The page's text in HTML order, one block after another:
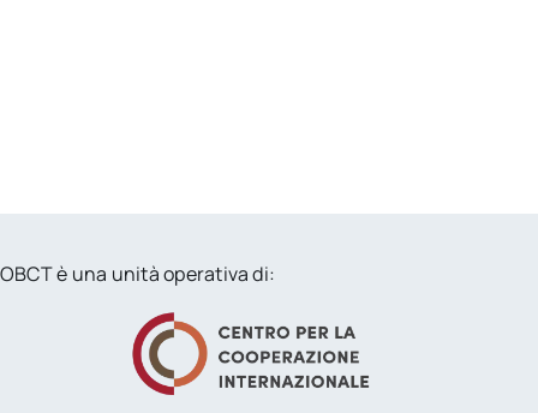
OBCT è una unità operativa di: